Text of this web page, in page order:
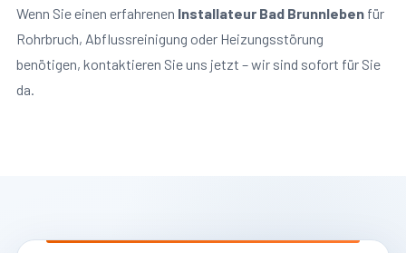
Wenn Sie einen erfahrenen Installateur Bad Brunnlebenfür
Rohrbruch, Abflussreinigung oder Heizungsstörung
benötigen, kontaktieren Sie uns jetzt – wir sind sofort für Sie
da.